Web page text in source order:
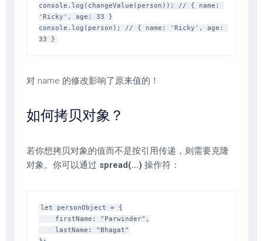
console.log(changeValue(person)); // { name:
'Ricky', age: 33 }
console.log(person); // { name: 'Ricky', age:
对 name 的修改影响了原来值的！
如何拷贝对象？
若你想拷贝对象的值而不是按引用传递，则需要克隆
对象。你可以通过 spread(…) 操作符：
let personObject = {